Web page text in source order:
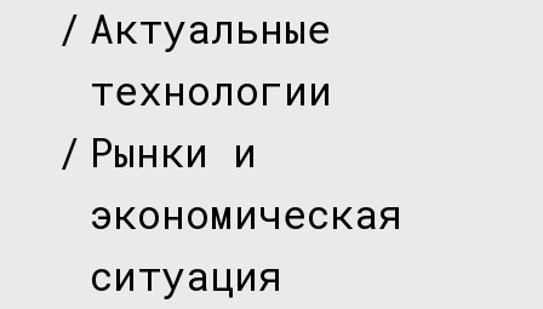
Актуальные
технологии
Рынки и
экономическая
ситуация
/
/